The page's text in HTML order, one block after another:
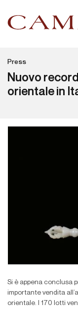
Press
Nuovo
orientale in
Si è appena conclusa
importante vendita
orientale. I 170 lotti